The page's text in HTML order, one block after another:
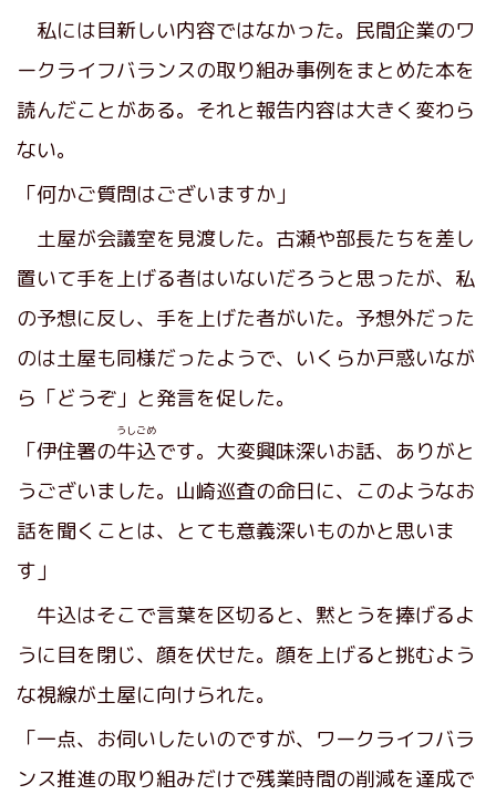
私には目新しい内容ではなかった。民間企業のワ
ークライフバランスの取り組み事例をまとめた本を
読んだことがある。それと報告内容は大きく変わら
ない。
「何かご質問はございますか」
土屋が会議室を見渡した。古瀬や部長たちを差し
置いて手を上げる者はいないだろうと思ったが、私
の予想に反し、手を上げた者がいた。予想外だった
のは土屋も同様だったようで、いくらか戸惑いなが
ら「どうぞ」と発言を促した。
「伊住署の牛込
うしごめ
です。大変興味深いお話、ありがと
うございました。山崎巡査の命日に、このようなお
話を聞くことは、とても意義深いものかと思いま
す」
牛込はそこで言葉を区切ると、黙とうを捧げるよ
うに目を閉じ、顔を伏せた。顔を上げると挑むよう
な視線が土屋に向けられた。
「一点、お伺いしたいのですが、ワークライフバラ
ンス推進の取り組みだけで残業時間の削減を達成で